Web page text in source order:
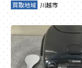
買取地域 川越市